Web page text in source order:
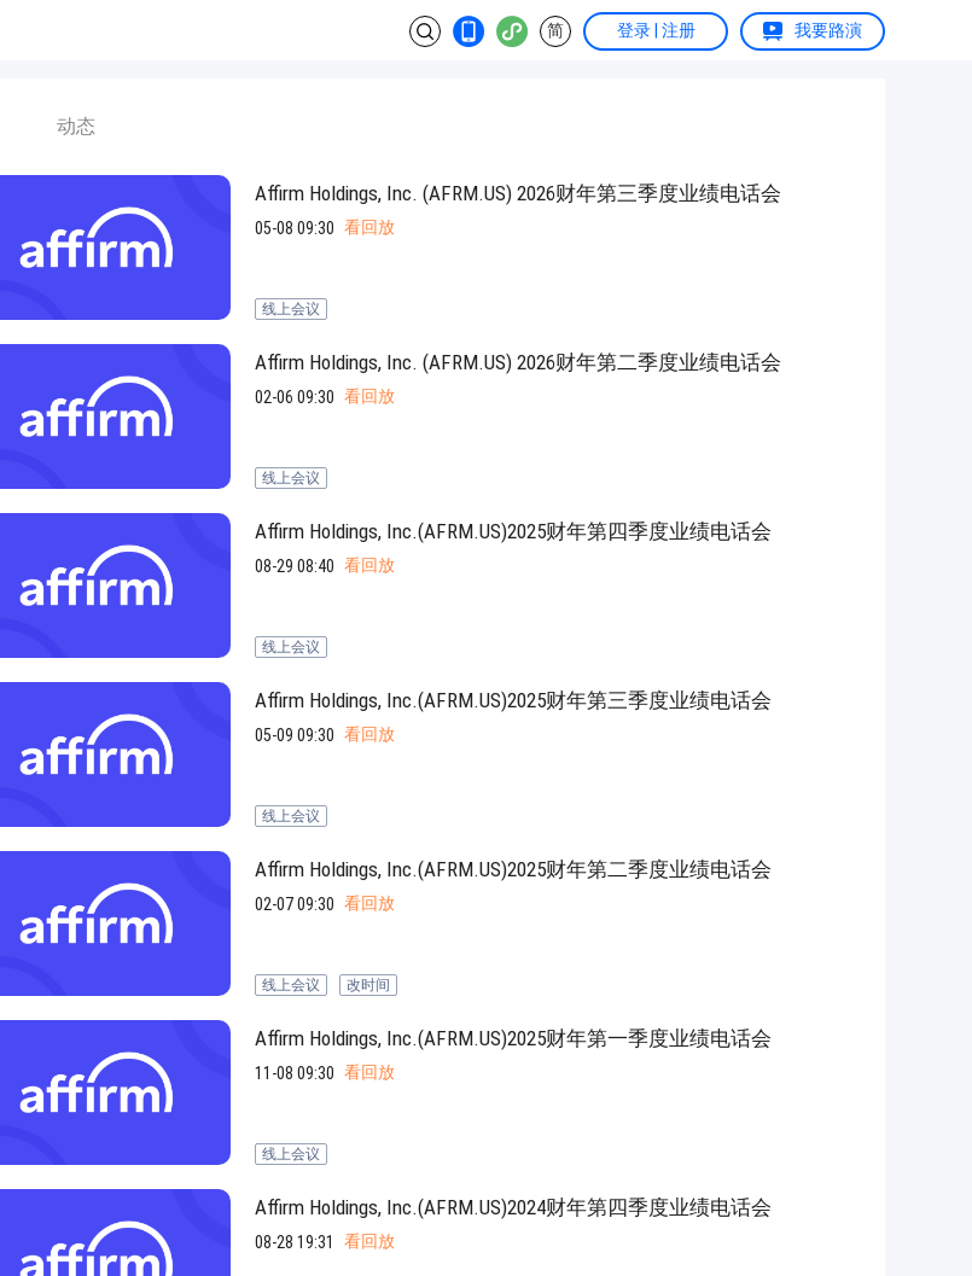
简 登录 | 注册 我要路演
动态
Affirm Holdings, Inc. (AFRM.US) 2026财年第三季度业绩电话会
05-08 09:30 看回放
线上会议
Affirm Holdings, Inc. (AFRM.US) 2026财年第二季度业绩电话会
02-06 09:30 看回放
线上会议
Affirm Holdings, Inc.(AFRM.US)2025财年第四季度业绩电话会
08-29 08:40 看回放
线上会议
Affirm Holdings, Inc.(AFRM.US)2025财年第三季度业绩电话会
05-09 09:30 看回放
线上会议
Affirm Holdings, Inc.(AFRM.US)2025财年第二季度业绩电话会
02-07 09:30 看回放
线上会议 改时间
Affirm Holdings, Inc.(AFRM.US)2025财年第一季度业绩电话会
11-08 09:30 看回放
线上会议
Affirm Holdings, Inc.(AFRM.US)2024财年第四季度业绩电话会
08-28 19:31 看回放